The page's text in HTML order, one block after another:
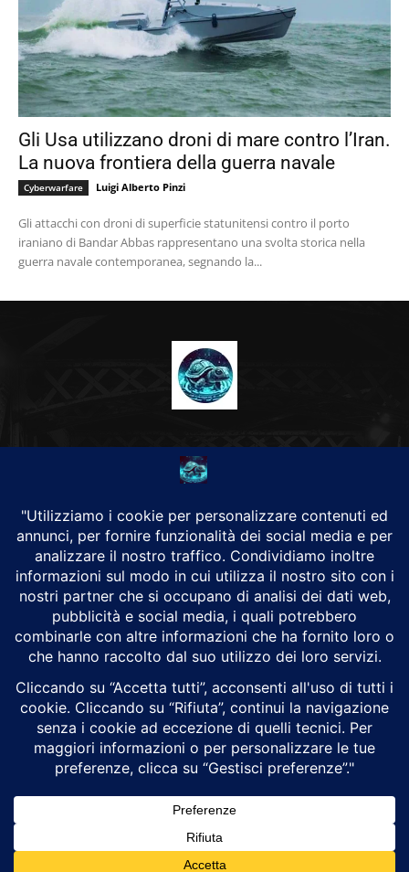
Gli Usa utilizzano droni di mare contro l’Iran.
La nuova frontiera della guerra navale
Cyberwarfare Luigi Alberto Pinzi
Gli attacchi con droni di superficie statunitensi contro il porto
iraniano di Bandar Abbas rappresentano una svolta storica nella
guerra navale contemporanea, segnando la...
CHI SIAMO
Alground Geopolitica e Cyberwarfare.
Da una idea di Brunilde Trizio
Alground fa parte del Gruppo Trizio
SEGUICI
Alground - Testata di Art Consulting - P.iva 02701880995 - Genova -
Cyberwarfare